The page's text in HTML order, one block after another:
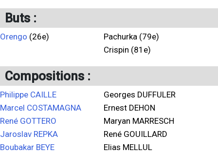
Buts :
Orengo (26e)
Pachurka (79e)
Crispin (81e)
Compositions :
Philippe CAILLE
Marcel COSTAMAGNA
René GOTTERO
Jaroslav REPKA
Boubakar BEYE
Georges DUFFULER
Ernest DEHON
Maryan MARRESCH
René GOUILLARD
Elias MELLUL